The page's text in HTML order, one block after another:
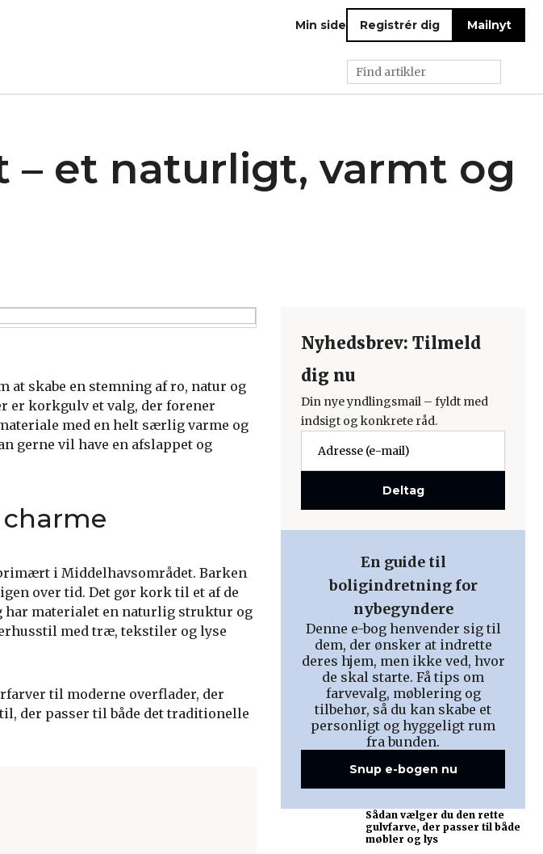
Min side Registrér dig Mailnyt
– et naturligt, varmt og
at skabe en stemning af ro, natur og
er korkgulv et valg, der forener
med en helt særlig varme og
gerne vil have en afslappet og
i Middelhavsområdet. Barken
over tid. Det gør kork til et af de
har materialet en naturlig struktur og
med træ, tekstiler og lyse
til moderne overflader, der
der passer til både det traditionelle
Nyhedsbrev: Tilmeld
dig nu
Din nye yndlingsmail – fyldt med
indsigt og konkrete råd.
Deltag
En guide til
boligindretning for
nybegyndere
Denne e-bog henvender sig til
dem, der ønsker at indrette
deres hjem, men ikke ved, hvor
de skal starte. Få tips om
farvevalg, møblering og
tilbehør, så du kan skabe et
personligt og hyggeligt rum
fra bunden.
Snup e-bogen nu
Sådan vælger du den rette
gulvfarve, der passer til både
møbler og lys